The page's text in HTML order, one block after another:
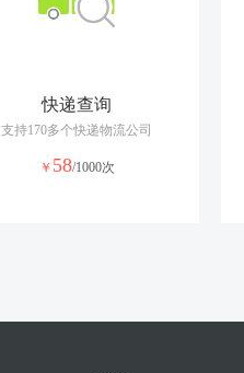
快递查询
支持170多个快递物流公司
￥ 58/1000次